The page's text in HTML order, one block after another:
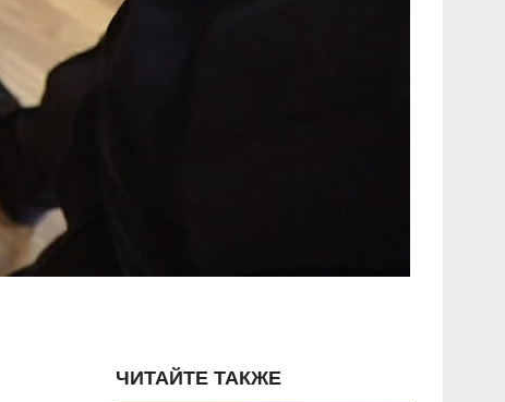
ЧИТАЙТЕ ТАКЖЕ